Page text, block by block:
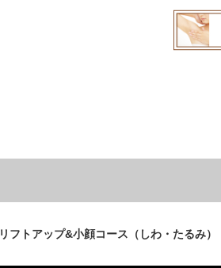
リフトアップ&小顔コース（しわ・たるみ）